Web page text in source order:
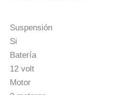
Suspensión
Si
Batería
12 volt
Motor